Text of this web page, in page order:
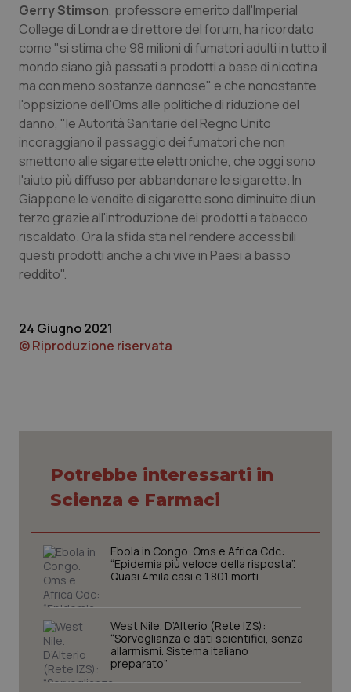
Salute orale & impianti
Sangue & coagulazione
Tiroide
Tumore al seno
Tumore ovarico
Tumori del Polmone & Testa Collo
Tumori gastrointestinali
Vaccini
Gerry Stimson, professore emerito dall'Imperial
College di Londra e direttore del forum, ha ricordato
come "si stima che 98 milioni di fumatori adulti in tutto il
mondo siano già passati a prodotti a base di nicotina
ma con meno sostanze dannose" e che nonostante
l'oppsizione dell'Oms alle politiche di riduzione del
danno, "le Autorità Sanitarie del Regno Unito
incoraggiano il passaggio dei fumatori che non
smettono alle sigarette elettroniche, che oggi sono
l'aiuto più diffuso per abbandonare le sigarette. In
Giappone le vendite di sigarette sono diminuite di un
terzo grazie all'introduzione dei prodotti a tabacco
riscaldato. Ora la sfida sta nel rendere accessbili
questi prodotti anche a chi vive in Paesi a basso
reddito".
24 Giugno 2021
© Riproduzione riservata
Potrebbe interessarti in
Scienza e Farmaci
Ebola in Congo. Oms e Africa Cdc:
“Epidemia più veloce della risposta”.
Quasi 4mila casi e 1.801 morti
West Nile. D’Alterio (Rete IZS):
“Sorveglianza e dati scientifici, senza
allarmismi. Sistema italiano
preparato”